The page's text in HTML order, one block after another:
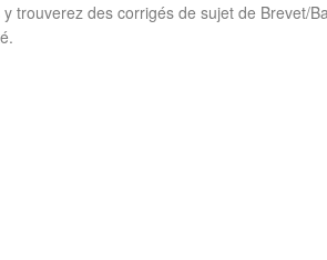
y trouverez des corrigés de sujet de Brevet/